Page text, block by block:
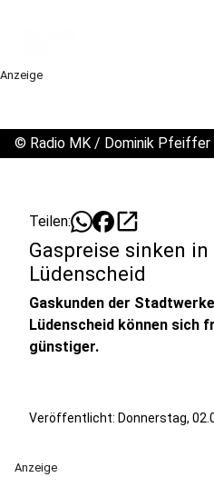
Anzeige
© Radio MK / Dominik Pfeiffer
Teilen: open_in_new
Gaspreise sinken
Lüdenscheid
Gaskunden der
Lüdenscheid können sich
günstiger.
Veröffentlicht: Donnerstag,
Anzeige